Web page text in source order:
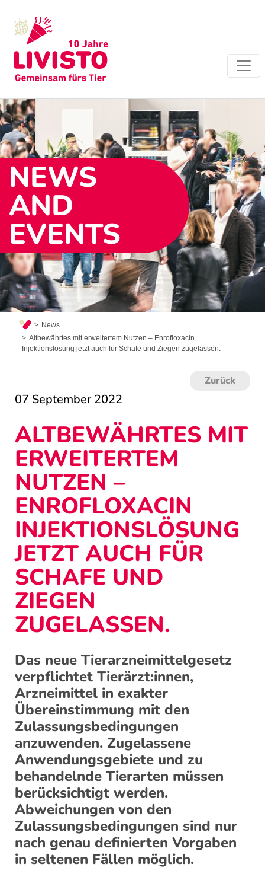
NEWS
AND
EVENTS
News
Altbewährtes mit erweitertem Nutzen – Enrofloxacin
Injektionslösung jetzt auch für Schafe und Ziegen zugelassen.
Zurück
07 September 2022
ALTBEWÄHRTES MIT
ERWEITERTEM
NUTZEN –
ENROFLOXACIN
INJEKTIONSLÖSUNG
JETZT AUCH FÜR
SCHAFE UND
ZIEGEN
ZUGELASSEN.
Das neue Tierarzneimittelgesetz
verpflichtet Tierärzt:innen,
Arzneimittel in exakter
Übereinstimmung mit den
Zulassungsbedingungen
anzuwenden. Zugelassene
Anwendungsgebiete und zu
behandelnde Tierarten müssen
berücksichtigt werden.
Abweichungen von den
Zulassungsbedingungen sind nur
nach genau definierten Vorgaben
in seltenen Fällen möglich.